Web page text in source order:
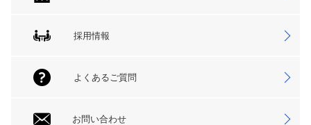
採用情報
よくあるご質問
お問い合わせ